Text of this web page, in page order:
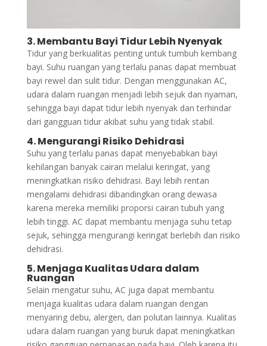
3. Membantu Bayi Tidur Lebih Nyenyak
Tidur yang berkualitas penting untuk tumbuh kembang
bayi. Suhu ruangan yang terlalu panas dapat membuat
bayi rewel dan sulit tidur. Dengan menggunakan AC,
udara dalam ruangan menjadi lebih sejuk dan nyaman,
sehingga bayi dapat tidur lebih nyenyak dan terhindar
dari gangguan tidur akibat suhu yang tidak stabil.
4. Mengurangi Risiko Dehidrasi
Suhu yang terlalu panas dapat menyebabkan bayi
kehilangan banyak cairan melalui keringat, yang
meningkatkan risiko dehidrasi. Bayi lebih rentan
mengalami dehidrasi dibandingkan orang dewasa
karena mereka memiliki proporsi cairan tubuh yang
lebih tinggi. AC dapat membantu menjaga suhu tetap
sejuk, sehingga mengurangi keringat berlebih dan risiko
dehidrasi.
5. Menjaga Kualitas Udara dalam
Ruangan
Selain mengatur suhu, AC juga dapat membantu
menjaga kualitas udara dalam ruangan dengan
menyaring debu, alergen, dan polutan lainnya. Kualitas
udara dalam ruangan yang buruk dapat meningkatkan